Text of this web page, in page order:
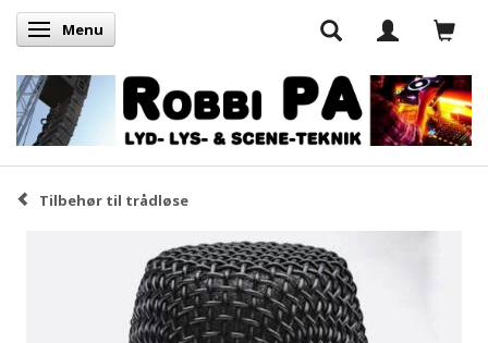
Skifte navigation
Menu
Tilbehør til trådløse